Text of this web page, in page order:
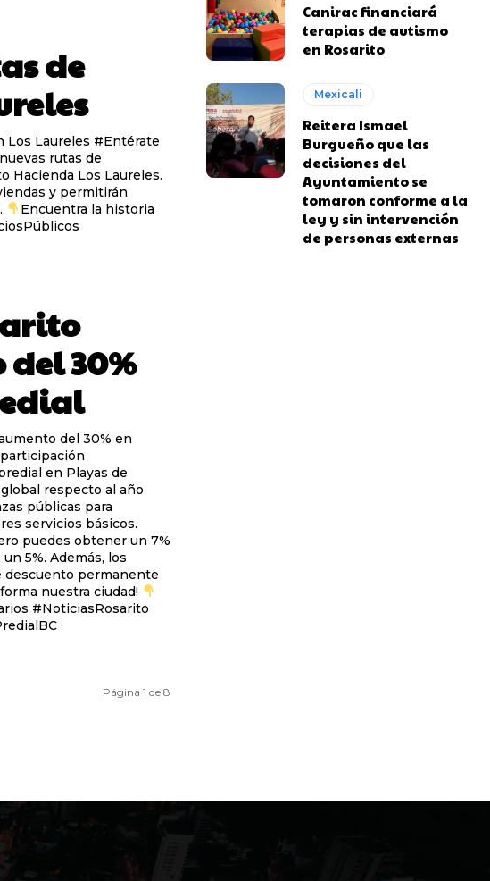
de
#Entérate
rutas de
Hacienda Los Laureles.
y permitirán
Encuentra la historia
30%
del 30% en
en Playas de
respecto al año
públicas para
servicios básicos.
puedes obtener un 7%
5%. Además, los
descuento permanente
nuestra ciudad!
Página 1 de 8
Canirac financiará
terapias de autismo
en Rosarito
Mexicali
Reitera Ismael
Burgueño que las
decisiones del
Ayuntamiento se
tomaron conforme a la
ley y sin intervención
de personas externas